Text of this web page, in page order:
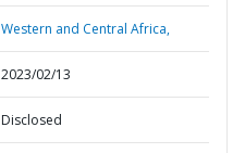
Western and Central Africa,
2023/02/13
Disclosed